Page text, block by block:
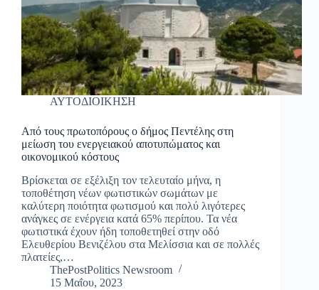
ΑΥΤΟΔΙΟΙΚΗΣΗ
Από τους πρωτοπόρους ο δήμος Πεντέλης στη
μείωση του ενεργειακού αποτυπώματος και
οικονομικού κόστους
Βρίσκεται σε εξέλιξη τον τελευταίο μήνα, η
τοποθέτηση νέων φωτιστικών σωμάτων με
καλύτερη ποιότητα φωτισμού και πολύ λιγότερες
ανάγκες σε ενέργεια κατά 65% περίπου. Τα νέα
φωτιστικά έχουν ήδη τοποθετηθεί στην οδό
Ελευθερίου Βενιζέλου στα Μελίσσια και σε πολλές
πλατείες,…
ThePostPolitics Newsroom
15 Μαΐου, 2023